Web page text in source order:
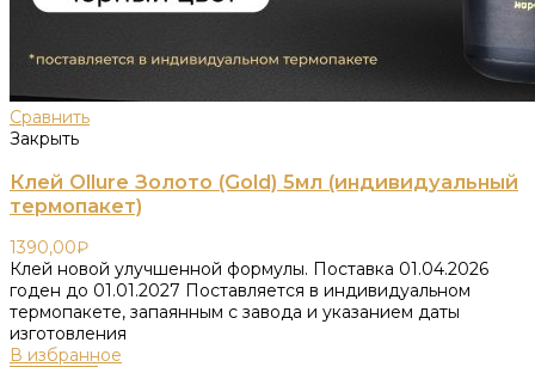
Сравнить
Закрыть
Клей Ollure Золото (Gold) 5мл (индивидуальный
термопакет)
1390,00₽
Клей новой улучшенной формулы. Поставка 01.04.2026
годен до 01.01.2027 Поставляется в индивидуальном
термопакете, запаянным с завода и указанием даты
изготовления
В избранное